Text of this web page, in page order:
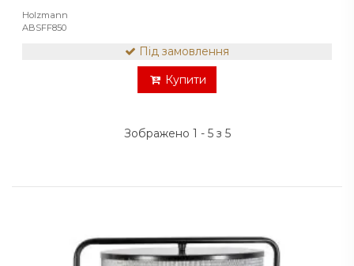
Holzmann
ABSFF850
Під замовлення
Купити
Зображено 1 - 5 з 5